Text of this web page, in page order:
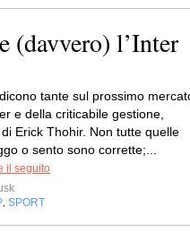
(davvero) l’Inter
tante sul prossimo
e della criticabile gestione,
Erick Thohir. Non tutte quelle
o sento sono corrette;...
il seguito
SPORT